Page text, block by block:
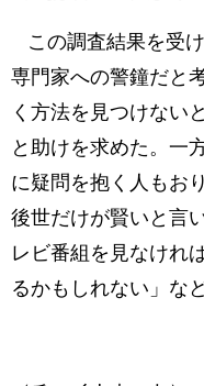
この調査結果を受
専門家への警鐘だと
く方法を見つけない
と助けを求めた。一
に疑問を抱く人もお
後世だけが賢いと言
レビ番組を見なけれ
るかもしれない」な